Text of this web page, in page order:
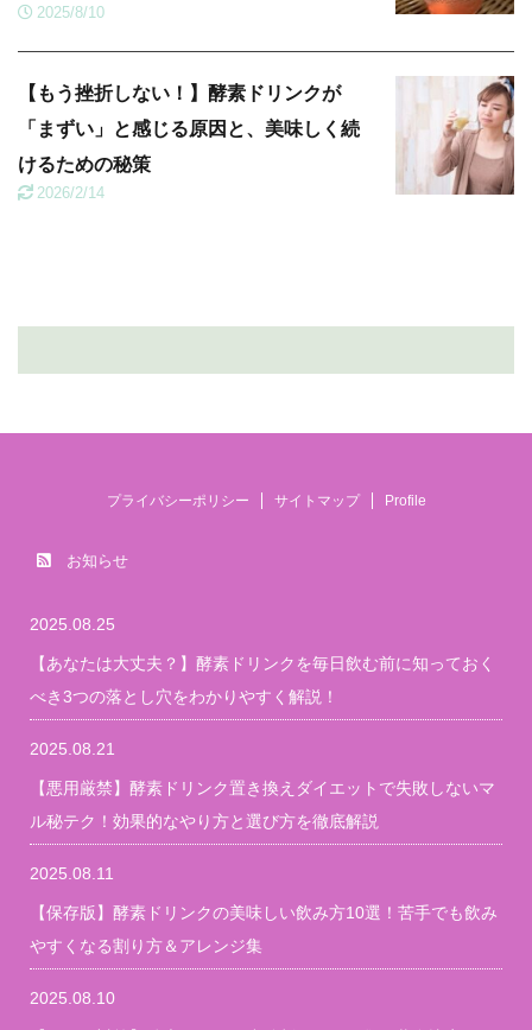
2025/8/10
【もう挫折しない！】酵素ドリンクが
「まずい」と感じる原因と、美味しく続
けるための秘策
2026/2/14
プライバシーポリシー サイトマップ Profile
お知らせ
2025.08.25
【あなたは大丈夫？】酵素ドリンクを毎日飲む前に知っておく
べき3つの落とし穴をわかりやすく解説！
2025.08.21
【悪用厳禁】酵素ドリンク置き換えダイエットで失敗しないマ
ル秘テク！効果的なやり方と選び方を徹底解説
2025.08.11
【保存版】酵素ドリンクの美味しい飲み方10選！苦手でも飲み
やすくなる割り方＆アレンジ集
2025.08.10